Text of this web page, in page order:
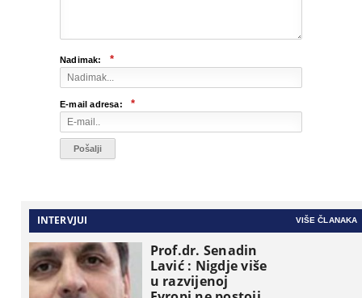
Nadimak: *
E-mail adresa: *
INTERVJUI VIŠE ČLANAKA
Prof.dr. Senadin
Lavić : Nigdje više
u razvijenoj